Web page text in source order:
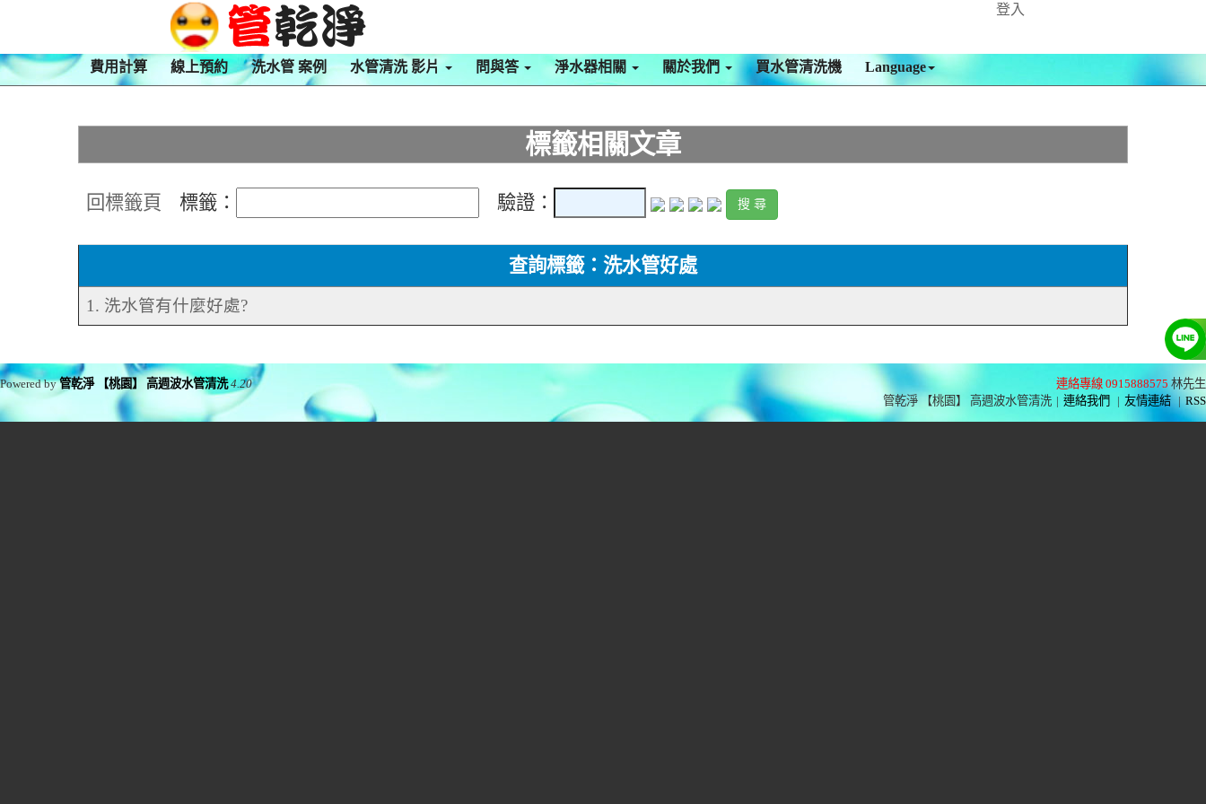
登入
費用計算 線上預約 洗水管 案例 水管清洗 影片 問與答 淨水器相關 關於我們 買水管清洗機 Language
標籤相關文章
回標籤頁 標籤： 驗證：
查詢標籤：洗水管好處
1. 洗水管有什麼好處?
連絡專線 0915888575 林先生
管乾淨 【桃園】 高週波水管清洗 | 連絡我們 | 友情連結 | RSS
Powered by管乾淨 【桃園】 高週波水管清洗 4.20